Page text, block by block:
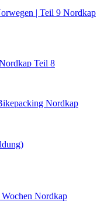
| Teil 9 Nordkap
Teil 8
Nordkap
Nordkap